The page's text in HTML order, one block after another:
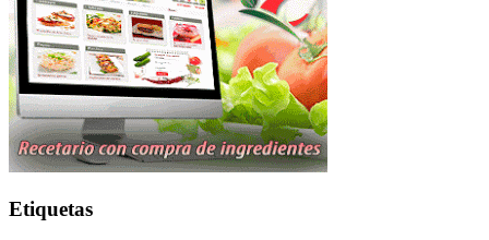
Etiquetas